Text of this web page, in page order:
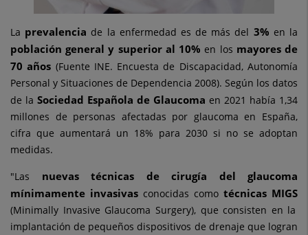
La prevalencia de la enfermedad es de más del 3% en la
población general y superior al 10% en los mayores de
70 años (Fuente INE. Encuesta de Discapacidad, Autonomía
Personal y Situaciones de Dependencia 2008). Según los datos
de la Sociedad Española de Glaucoma en 2021 había 1,34
millones de personas afectadas por glaucoma en España,
cifra que aumentará un 18% para 2030 si no se adoptan
medidas.
"Las nuevas técnicas de cirugía del glaucoma
mínimamente invasivas conocidas como técnicas MIGS
(Minimally Invasive Glaucoma Surgery), que consisten en la
implantación de pequeños dispositivos de drenaje que logran